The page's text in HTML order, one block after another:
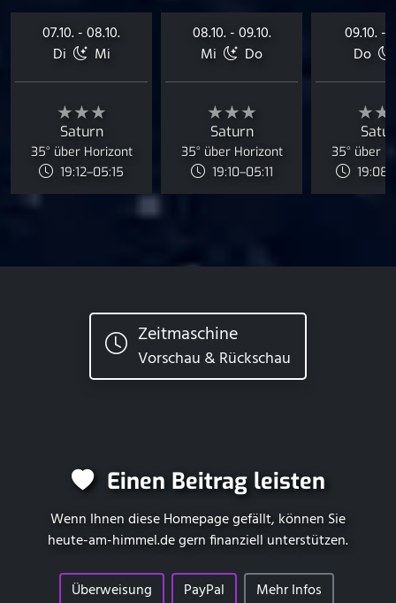
07.10. - 08.10.
Di
Mi
★★★
Saturn
35° über Horizont
19:12–05:15
08.10. - 09.10.
Mi
Do
★★★
Saturn
35° über Horizont
19:10–05:11
09.10. -
Do
35° über
Zeitmaschine
Vorschau & Rückschau
Einen Beitrag leisten
Wenn Ihnen diese Homepage gefällt, können Sie
heute-am-himmel.degern finanziell unterstützen.
Überweisung PayPal Mehr Infos